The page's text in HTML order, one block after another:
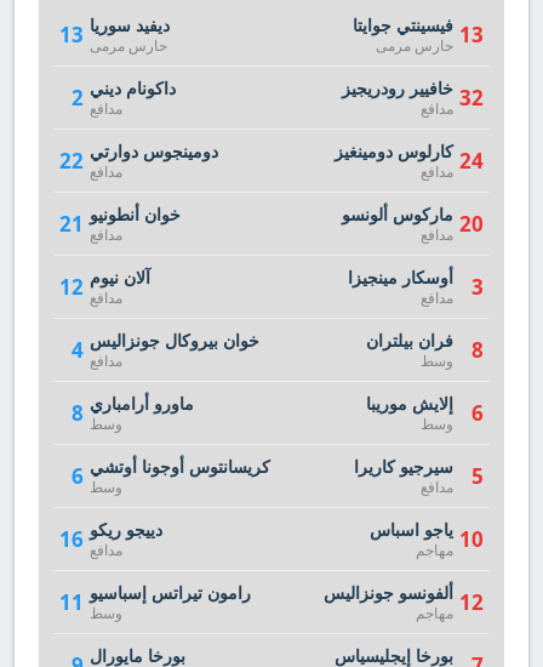
13 ديفيد سوريا
حارس مرمى
2 داكونام ديني
مدافع
22 دومينجوس دوارتي
مدافع
21 خوان أنطونيو
مدافع
12 آلان نيوم
مدافع
4 خوان بيروكال جونزاليس
مدافع
8 ماورو أرامباري
وسط
6 كريسانتوس أوجونا أوتشي
وسط
16 دييجو ريكو
مدافع
11 رامون تيراتس إسباسيو
وسط
بورخا مايورال
13 فيسينتي جوايتا
حارس مرمى
32 خافيير رودريجيز
مدافع
24 كارلوس دومينغيز
مدافع
20 ماركوس ألونسو
مدافع
3 أوسكار مينجيزا
مدافع
8 فران بيلتران
وسط
6 إلايش موريبا
وسط
5 سيرجيو كاريرا
مدافع
10 ياجو اسباس
مهاجم
12 ألفونسو جونزاليس
مهاجم
بورخا إيجليسياس